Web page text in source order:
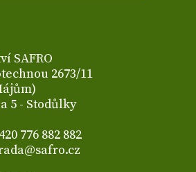
SAFRO
2673/11
5 - Stodůlky
776 882 882